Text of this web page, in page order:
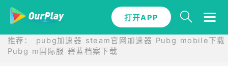
打开APP
推荐： pubg加速器 steam官网加速器 Pubg mobile下载
Pubg m国际服 碧蓝档案下载
打开APP